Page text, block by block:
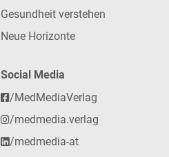
Gesundheit verstehen
Neue Horizonte
Social Media
/MedMediaVerlag
/medmedia.verlag
/medmedia-at